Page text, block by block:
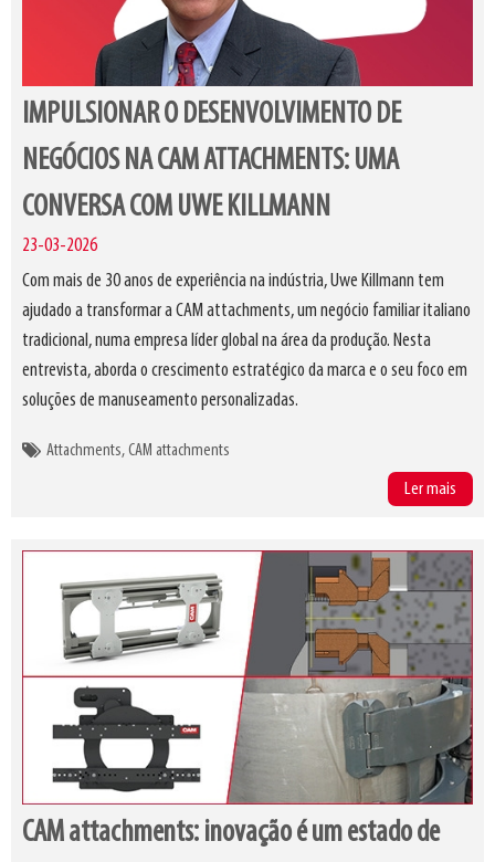
IMPULSIONAR O DESENVOLVIMENTO DE
NEGÓCIOS NA CAM ATTACHMENTS: UMA
CONVERSA COM UWE KILLMANN
23-03-2026
Com mais de 30 anos de experiência na indústria, Uwe Killmann tem
ajudado a transformar a CAM attachments, um negócio familiar italiano
tradicional, numa empresa líder global na área da produção. Nesta
entrevista, aborda o crescimento estratégico da marca e o seu foco em
soluções de manuseamento personalizadas.
Attachments CAM attachments
Ler mais
CAM attachments: inovação é um estado de